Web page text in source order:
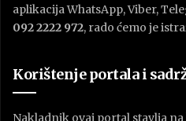
aplikacija WhatsApp, Viber,
092 2222 972, rado ćemo je
Korištenje portala i
Nakladnik ovaj portal stavlja